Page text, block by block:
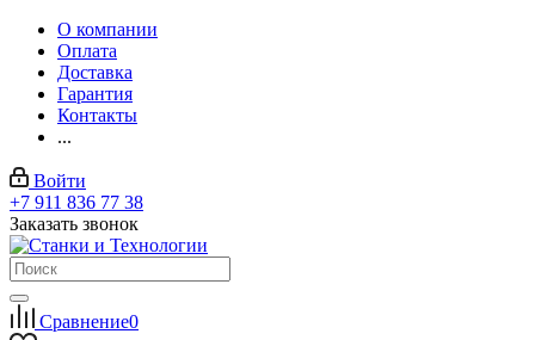
О компании
Оплата
Доставка
Гарантия
Контакты
...
Войти
+7 911 836 77 38
Заказать звонок
Сравнение0